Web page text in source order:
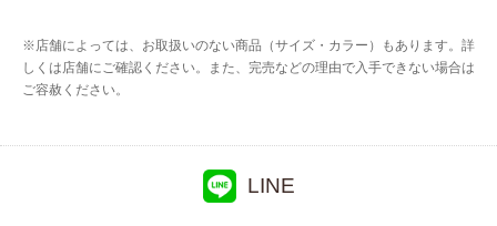
※店舗によっては、お取扱いのない商品（サイズ・カラー）もあります。詳
しくは店舗にご確認ください。また、完売などの理由で入手できない場合は
ご容赦ください。
LINE